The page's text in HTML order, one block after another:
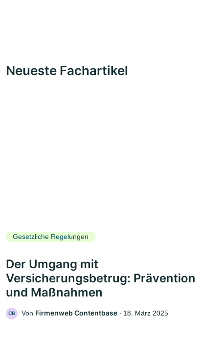
Neueste Fachartikel
Gesetzliche Regelungen
Der Umgang mit
Versicherungsbetrug: Prävention
und Maßnahmen
CB Von Firmenweb Contentbase ‧ 18. März 2025